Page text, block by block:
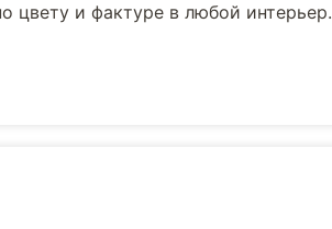
цвету и фактуре в любой интерьер.